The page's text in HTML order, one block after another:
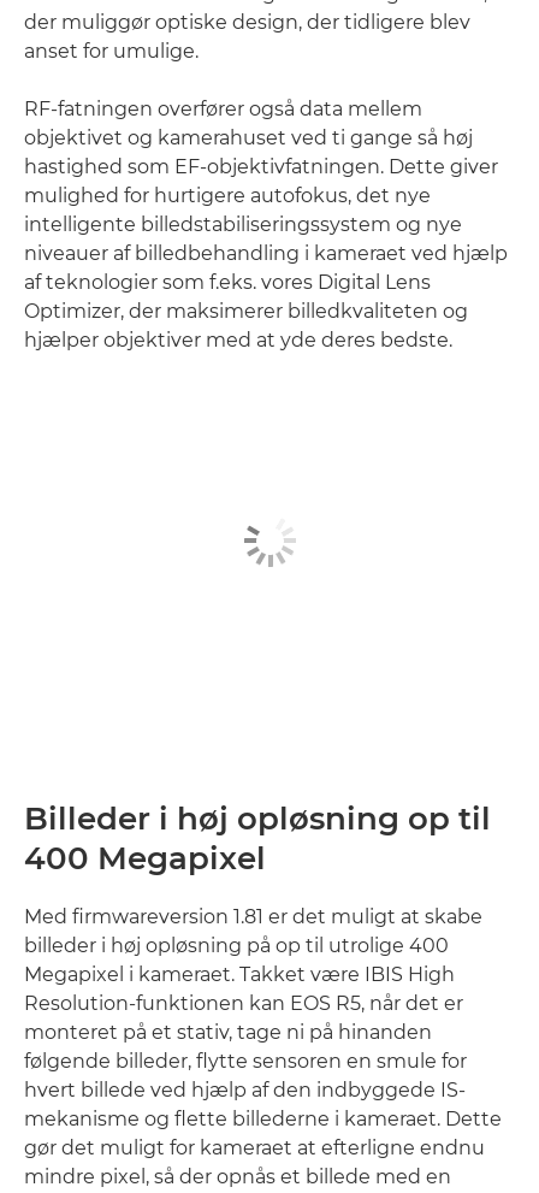
der muliggør optiske design, der tidligere blev
anset for umulige.
RF-fatningen overfører også data mellem
objektivet og kamerahuset ved ti gange så høj
hastighed som EF-objektivfatningen. Dette giver
mulighed for hurtigere autofokus, det nye
intelligente billedstabiliseringssystem og nye
niveauer af billedbehandling i kameraet ved hjælp
af teknologier som f.eks. vores Digital Lens
Optimizer, der maksimerer billedkvaliteten og
hjælper objektiver med at yde deres bedste.
Billeder i høj opløsning op til
400 Megapixel
Med firmwareversion 1.81 er det muligt at skabe
billeder i høj opløsning på op til utrolige 400
Megapixel i kameraet. Takket være IBIS High
Resolution-funktionen kan EOS R5, når det er
monteret på et stativ, tage ni på hinanden
følgende billeder, flytte sensoren en smule for
hvert billede ved hjælp af den indbyggede IS-
mekanisme og flette billederne i kameraet. Dette
gør det muligt for kameraet at efterligne endnu
mindre pixel, så der opnås et billede med en